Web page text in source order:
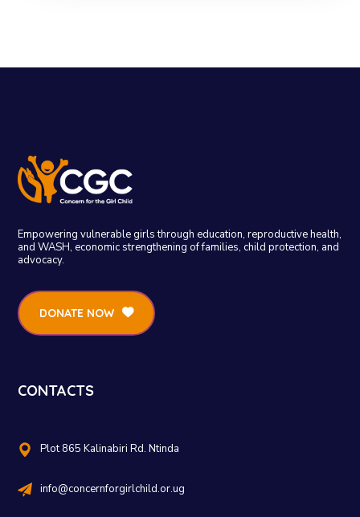
Empowering vulnerable girls through education, reproductive health,
and WASH, economic strengthening of families, child protection, and
advocacy.
DONATE NOW
CONTACTS
Plot 865 Kalinabiri Rd. Ntinda
info@concernforgirlchild.or.ug